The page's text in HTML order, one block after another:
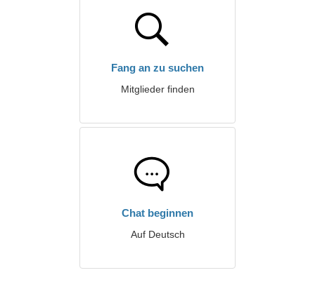
Fang an zu suchen
Mitglieder finden
Chat beginnen
Auf Deutsch